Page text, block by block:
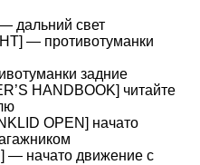
дальний свет
— противотуманки
задние
HANDBOOK] читайте
OPEN] начато
— начато движение с